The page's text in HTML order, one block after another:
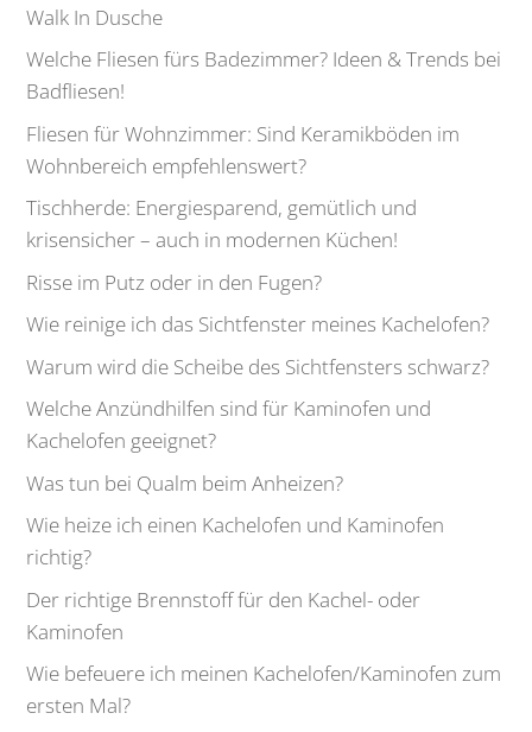
Walk In Dusche
Welche Fliesen fürs Badezimmer? Ideen & Trends bei
Badfliesen!
Fliesen für Wohnzimmer: Sind Keramikböden im
Wohnbereich empfehlenswert?
Tischherde: Energiesparend, gemütlich und
krisensicher – auch in modernen Küchen!
Risse im Putz oder in den Fugen?
Wie reinige ich das Sichtfenster meines Kachelofen?
Warum wird die Scheibe des Sichtfensters schwarz?
Welche Anzündhilfen sind für Kaminofen und
Kachelofen geeignet?
Was tun bei Qualm beim Anheizen?
Wie heize ich einen Kachelofen und Kaminofen
richtig?
Der richtige Brennstoff für den Kachel- oder
Kaminofen
Wie befeuere ich meinen Kachelofen/Kaminofen zum
ersten Mal?